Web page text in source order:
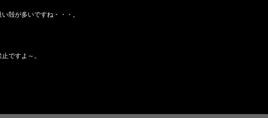
殻が多いですね・・・。
ですよ～。